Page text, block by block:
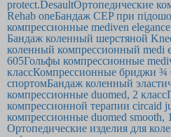
protect.DesaultОртопедические
Rehab oneБандаж CEP при
компрессионные mediven
Бандаж коленный шерстяной
коленный компрессионный medi
605Гольфы компрессионные
классКомпрессионные бриджи ¾
спортомБандаж коленный
компрессионные duomed, 2 класс
компрессионной терапии circaid
компрессионные duomed smooth,
Ортопедические изделия для